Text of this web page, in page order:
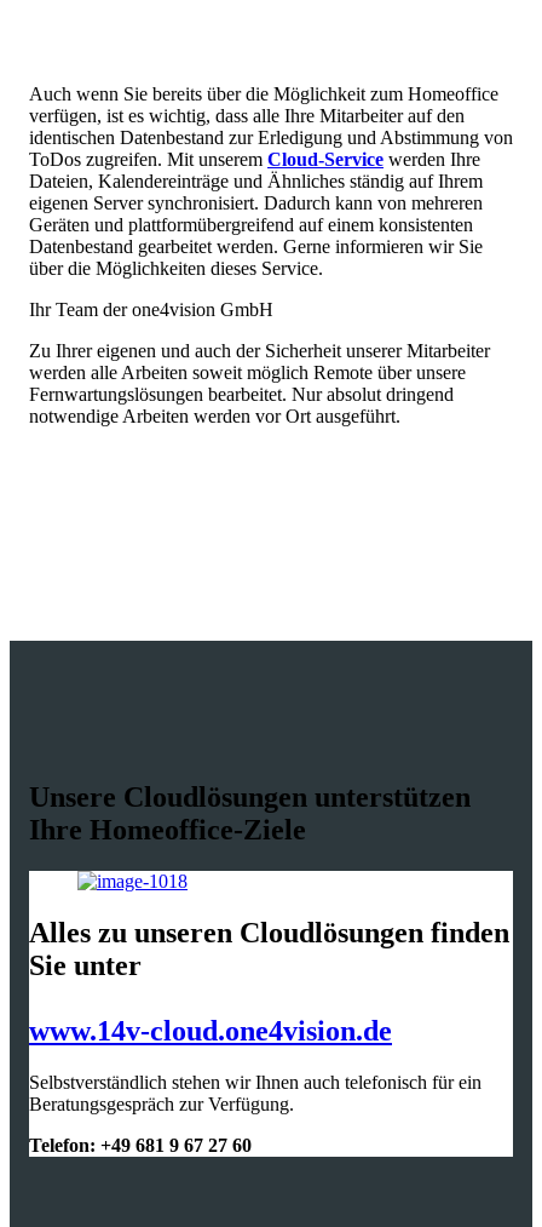
Auch wenn Sie bereits über die Möglichkeit zum Homeoffice
verfügen, ist es wichtig, dass alle Ihre Mitarbeiter auf den
identischen Datenbestand zur Erledigung und Abstimmung von
ToDos zugreifen. Mit unserem Cloud-Service werden Ihre
Dateien, Kalendereinträge und Ähnliches ständig auf Ihrem
eigenen Server synchronisiert. Dadurch kann von mehreren
Geräten und plattformübergreifend auf einem konsistenten
Datenbestand gearbeitet werden. Gerne informieren wir Sie
über die Möglichkeiten dieses Service.
Ihr Team der one4vision GmbH
Zu Ihrer eigenen und auch der Sicherheit unserer Mitarbeiter
werden alle Arbeiten soweit möglich Remote über unsere
Fernwartungslösungen bearbeitet. Nur absolut dringend
notwendige Arbeiten werden vor Ort ausgeführt.
Unsere Cloudlösungen unterstützen
Ihre Homeoffice-Ziele
Alles zu unseren Cloudlösungen finden
Sie unter
www.14v-cloud.one4vision.de
Selbstverständlich stehen wir Ihnen auch telefonisch für ein
Beratungsgespräch zur Verfügung.
Telefon: +49 681 9 67 27 60